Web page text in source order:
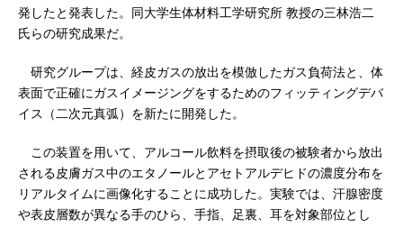
発したと発表した。同大学生体材料工学研究所 教授の三林浩二
氏らの研究成果だ。
研究グループは、経皮ガスの放出を模倣したガス負荷法と、体
表面で正確にガスイメージングをするためのフィッティングデバ
イス（二次元真弧）を新たに開発した。
この装置を用いて、アルコール飲料を摂取後の被験者から放出
される皮膚ガス中のエタノールとアセトアルデヒドの濃度分布を
リアルタイムに画像化することに成功した。実験では、汗腺密度
や表皮層数が異なる手のひら、手指、足裏、耳を対象部位とし